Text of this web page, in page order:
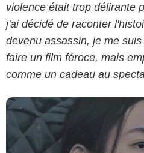
violence était trop délirante
j'ai décidé de raconter
devenu assassin, je me
faire un film féroce, mais
comme un cadeau au